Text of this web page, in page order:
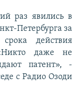
раз явились в
Петербурга за
действия
даже не
патент», -
с Радио Озоди